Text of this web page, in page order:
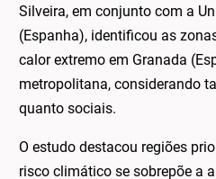
Silveira, em conjunto com a
(Espanha), identificou as
calor extremo em Granada
metropolitana, considerando
quanto sociais.
O estudo destacou regiões
risco climático se sobrepõe a